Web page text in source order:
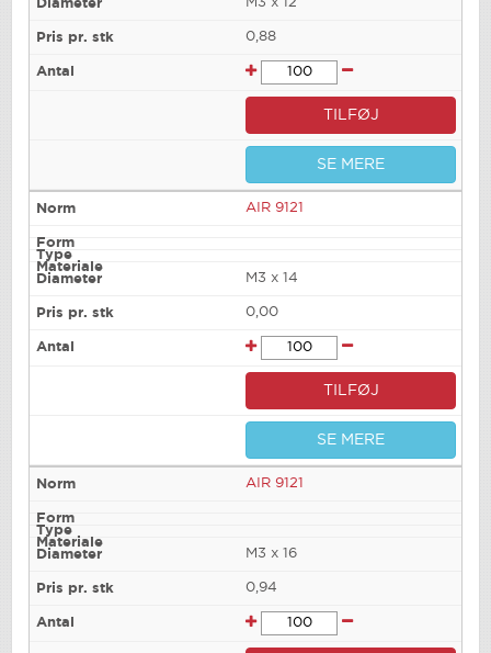
0,88
TILFØJ
SE MERE
AIR 9121
M3 x 14
0,00
TILFØJ
SE MERE
AIR 9121
M3 x 16
0,94